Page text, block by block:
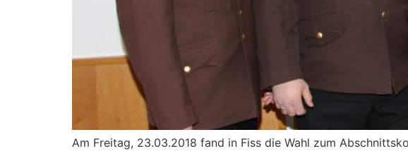
Am Freitag, 23.03.2018 fand in Fiss die Wahl zum